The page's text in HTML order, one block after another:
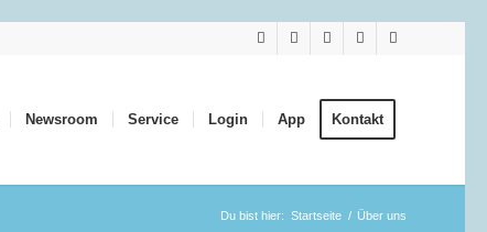
Newsroom Service Login App Kontakt
Du bist hier: Startseite / Über uns